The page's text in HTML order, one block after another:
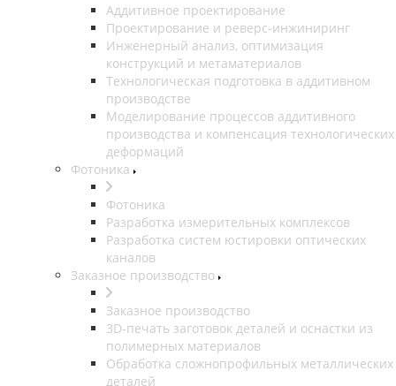
Аддитивное проектирование
Проектирование и реверс-инжиниринг
Инженерный анализ, оптимизация
конструкций и метаматериалов
Технологическая подготовка в аддитивном
производстве
Моделирование процессов аддитивного
производства и компенсация технологических
деформаций
Фотоника
Фотоника
Разработка измерительных комплексов
Разработка систем юстировки оптических
каналов
Заказное производство
Заказное производство
3D-печать заготовок деталей и оснастки из
полимерных материалов
Обработка сложнопрофильных металлических
деталей